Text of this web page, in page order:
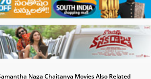
Naga Chaitanya Movies Also Related